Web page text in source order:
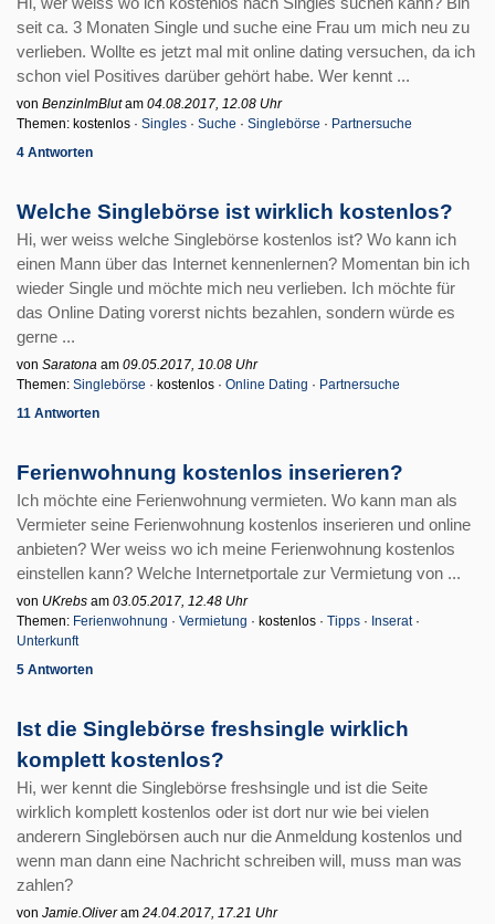
seit ca. 3 Monaten Single und suche eine Frau um mich neu zu
verlieben. Wollte es jetzt mal mit online dating versuchen, da ich
schon viel Positives darüber gehört habe. Wer kennt ...
von BenzinImBlutam 04.08.2017, 12.08 Uhr
Themen: kostenlos · Singles · Suche · Singlebörse · Partnersuche
4 Antworten
Welche Singlebörse ist wirklich kostenlos?
Hi, wer weiss welche Singlebörse kostenlos ist? Wo kann ich
einen Mann über das Internet kennenlernen? Momentan bin ich
wieder Single und möchte mich neu verlieben. Ich möchte für
das Online Dating vorerst nichts bezahlen, sondern würde es
gerne ...
von Saratona am 09.05.2017, 10.08 Uhr
Themen: Singlebörse · kostenlos · Online Dating · Partnersuche
11 Antworten
Ferienwohnung kostenlos inserieren?
Ich möchte eine Ferienwohnung vermieten. Wo kann man als
Vermieter seine Ferienwohnung kostenlos inserieren und online
anbieten? Wer weiss wo ich meine Ferienwohnung kostenlos
einstellen kann? Welche Internetportale zur Vermietung von ...
von UKrebs am 03.05.2017, 12.48 Uhr
Themen: Ferienwohnung · Vermietung · kostenlos · Tipps · Inserat·
Unterkunft
5 Antworten
Ist die Singlebörse freshsingle wirklich
komplett kostenlos?
Hi, wer kennt die Singlebörse freshsingle und ist die Seite
wirklich komplett kostenlos oder ist dort nur wie bei vielen
anderern Singlebörsen auch nur die Anmeldung kostenlos und
wenn man dann eine Nachricht schreiben will, muss man was
zahlen?
von Jamie.Oliveram 24.04.2017, 17.21 Uhr